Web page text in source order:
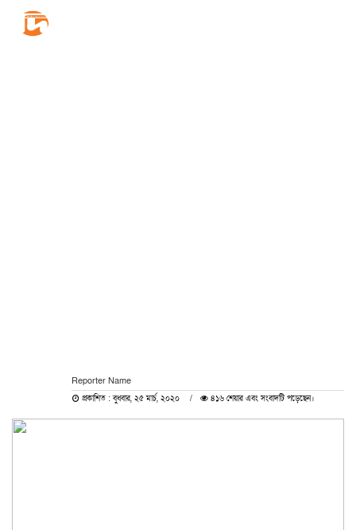
Reporter Name
প্রকাশিত : বুধবার, ২৫ মার্চ, ২০২০ ৪১৬ শেয়ার এবং সংবাদটি পড়েছেন।